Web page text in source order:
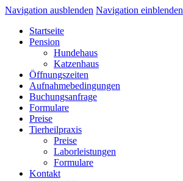
Navigation ausblenden Navigation einblenden
Startseite
Pension
Hundehaus
Katzenhaus
Öffnungszeiten
Aufnahmebedingungen
Buchungsanfrage
Formulare
Preise
Tierheilpraxis
Preise
Laborleistungen
Formulare
Kontakt